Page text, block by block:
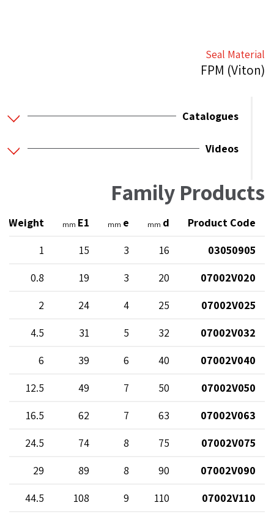
Seal Material
FPM (Viton)
Catalogues
Videos
Family Products
Product Code
d
mm
e
mm
E1
mm
Weight
03050905
16
3
15
1
07002V020
20
3
19
0.8
07002V025
25
4
24
2
07002V032
32
5
31
4.5
07002V040
40
6
39
6
07002V050
50
7
49
12.5
07002V063
63
7
62
16.5
07002V075
75
8
74
24.5
07002V090
90
8
89
29
07002V110
110
9
108
44.5